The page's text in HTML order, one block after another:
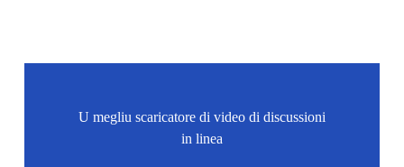
U megliu scaricatore di video di discussioni
in linea